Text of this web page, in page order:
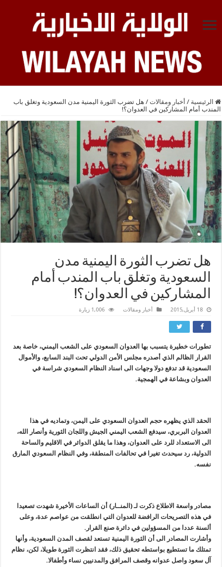
الرئيسية / أخبار ومقالات / هل تضرب الثورة اليمنية مدن السعودية وتغلق باب
المندب أمام المشاركين في العدوان؟!
هل تضرب الثورة اليمنية مدن
السعودية وتغلق باب المندب أمام
المشاركين في العدوان؟!
18 أبريل,2015 أخبار ومقالات 1,006 زيارة
تطورات خطيرة يتسبب بها العدوان السعودي على الشعب اليمني، خاصة بعد
القرار الظالم الذي أصدره مجلس الأمن الدولي تحت البند السابع، والأموال
السعودية قد تدفع دولا وجهات الى اسناد النظام السعودي شراسة في
العدوان وبشاعة في الهمجية.
الحقد الذي يظهره حجم العدوان السعودي على اليمن، وتماديه في هذا
العدوان البربري، سيدفع الشعب اليمني الجيش واللجان الثورية وأنصار الله،
الى الاستعداد للرد على العدوان، وهذا ما يقلق الدوائر في الاقليم والساحة
الدولية، رد سيحدث تغيرا في تحالفات المنطقة، وفي النظام السعودي المارق
نفسه.
مصادر واسعة الاطلاع ذكرت لـ (المنــار) أن الساعات الأخيرة شهدت تصعيدا
في هذه التصريحات الرافضة للعدوان التي انطلقت من عواصم عدة، وعلى
ألسنة عددا من المسؤولين في دائرة صنع القرار.
وأشارت المصادر الى أن الثورة اليمنية تستعد لقصف المدن السعودية، وأنها
تمتلك ما تستطيع بواستطه تحقيق ذلك، فقد انتظرت الثورة طويلا، لكن، نظام
آل سعود واصل عدوانه وقصف المرافق والمدنيين نساء وأطفالا.